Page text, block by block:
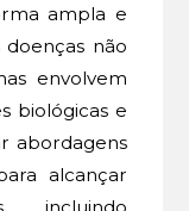
ampla e
doenças não
envolvem
biológicas e
abordagens
alcançar